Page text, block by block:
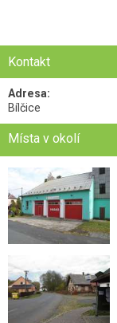
Kontakt
Adresa:
Bílčice
Místa v okolí